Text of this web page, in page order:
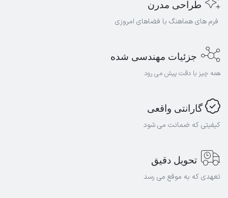
طراحی مدرن
جزئیات مهندسی شده
همه چیز با دقت پیش می رود
گارانتی واقعی
کیفیتی که ضمانت می شود
تحویل دقیق
تعهدی که به موقع می رسد